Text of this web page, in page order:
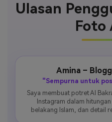
Ulasan
Foto
Amina –
"Sempurna untuk
Saya membuat potret AI
Instagram dalam
belakang Islam, dan detail